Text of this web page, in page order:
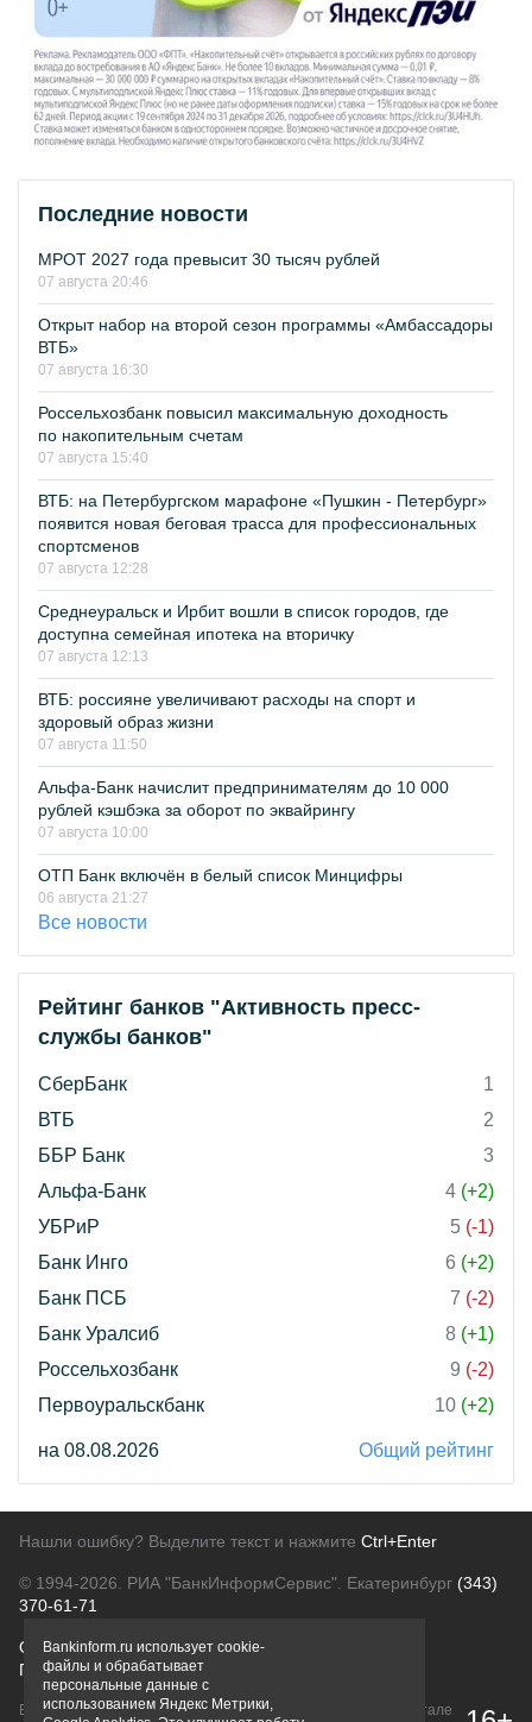
Последние новости
МРОТ 2027 года превысит 30 тысяч рублей
07 августа 20:46
Открыт набор на второй сезон программы «Амбассадоры
ВТБ»
07 августа 16:30
Россельхозбанк повысил максимальную доходность
по накопительным счетам
07 августа 15:40
ВТБ: на Петербургском марафоне «Пушкин - Петербург»
появится новая беговая трасса для профессиональных
спортсменов
07 августа 12:28
Среднеуральск и Ирбит вошли в список городов, где
доступна семейная ипотека на вторичку
07 августа 12:13
ВТБ: россияне увеличивают расходы на спорт и
здоровый образ жизни
07 августа 11:50
Альфа-Банк начислит предпринимателям до 10 000
рублей кэшбэка за оборот по эквайрингу
07 августа 10:00
ОТП Банк включён в белый список Минцифры
06 августа 21:27
Все новости
Рейтинг банков "Активность пресс-
службы банков"
СберБанк
1
ВТБ
2
ББР Банк
3
Альфа-Банк
4 (+2)
УБРиР
5 (-1)
Банк Инго
6 (+2)
Банк ПСБ
7 (-2)
Банк Уралсиб
8 (+1)
Россельхозбанк
9 (-2)
Первоуральскбанк
10 (+2)
на 08.08.2026 Общий рейтинг
Нашли ошибку? Выделите текст и нажмите Ctrl+Enter
© 1994-2026. РИА "БанкИнформСервис". Екатеринбург (343)
370-61-71
О проектеПолитика конфиденциальности
Правовая информацияДля рекламодателей
Вся информация о продуктах банков, размещенная на портале
Bankinform.ru использует cookie-
файлы и обрабатывает
персональные данные с
использованием Яндекс Метрики,